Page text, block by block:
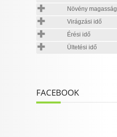
Növény magasság
Virágzási idő
Érési idő
Ültetési idő
FACEBOOK